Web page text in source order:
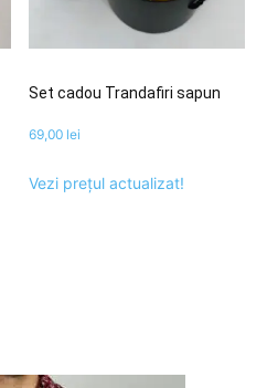
Set cadou Trandafiri sapun
69,00 lei
Vezi prețul actualizat!